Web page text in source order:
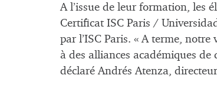
A l’issue de leur formation, les
Certificat ISC Paris /
par l’ISC Paris. « A terme, notre
à des alliances académiques
déclaré Andrés Atenza,